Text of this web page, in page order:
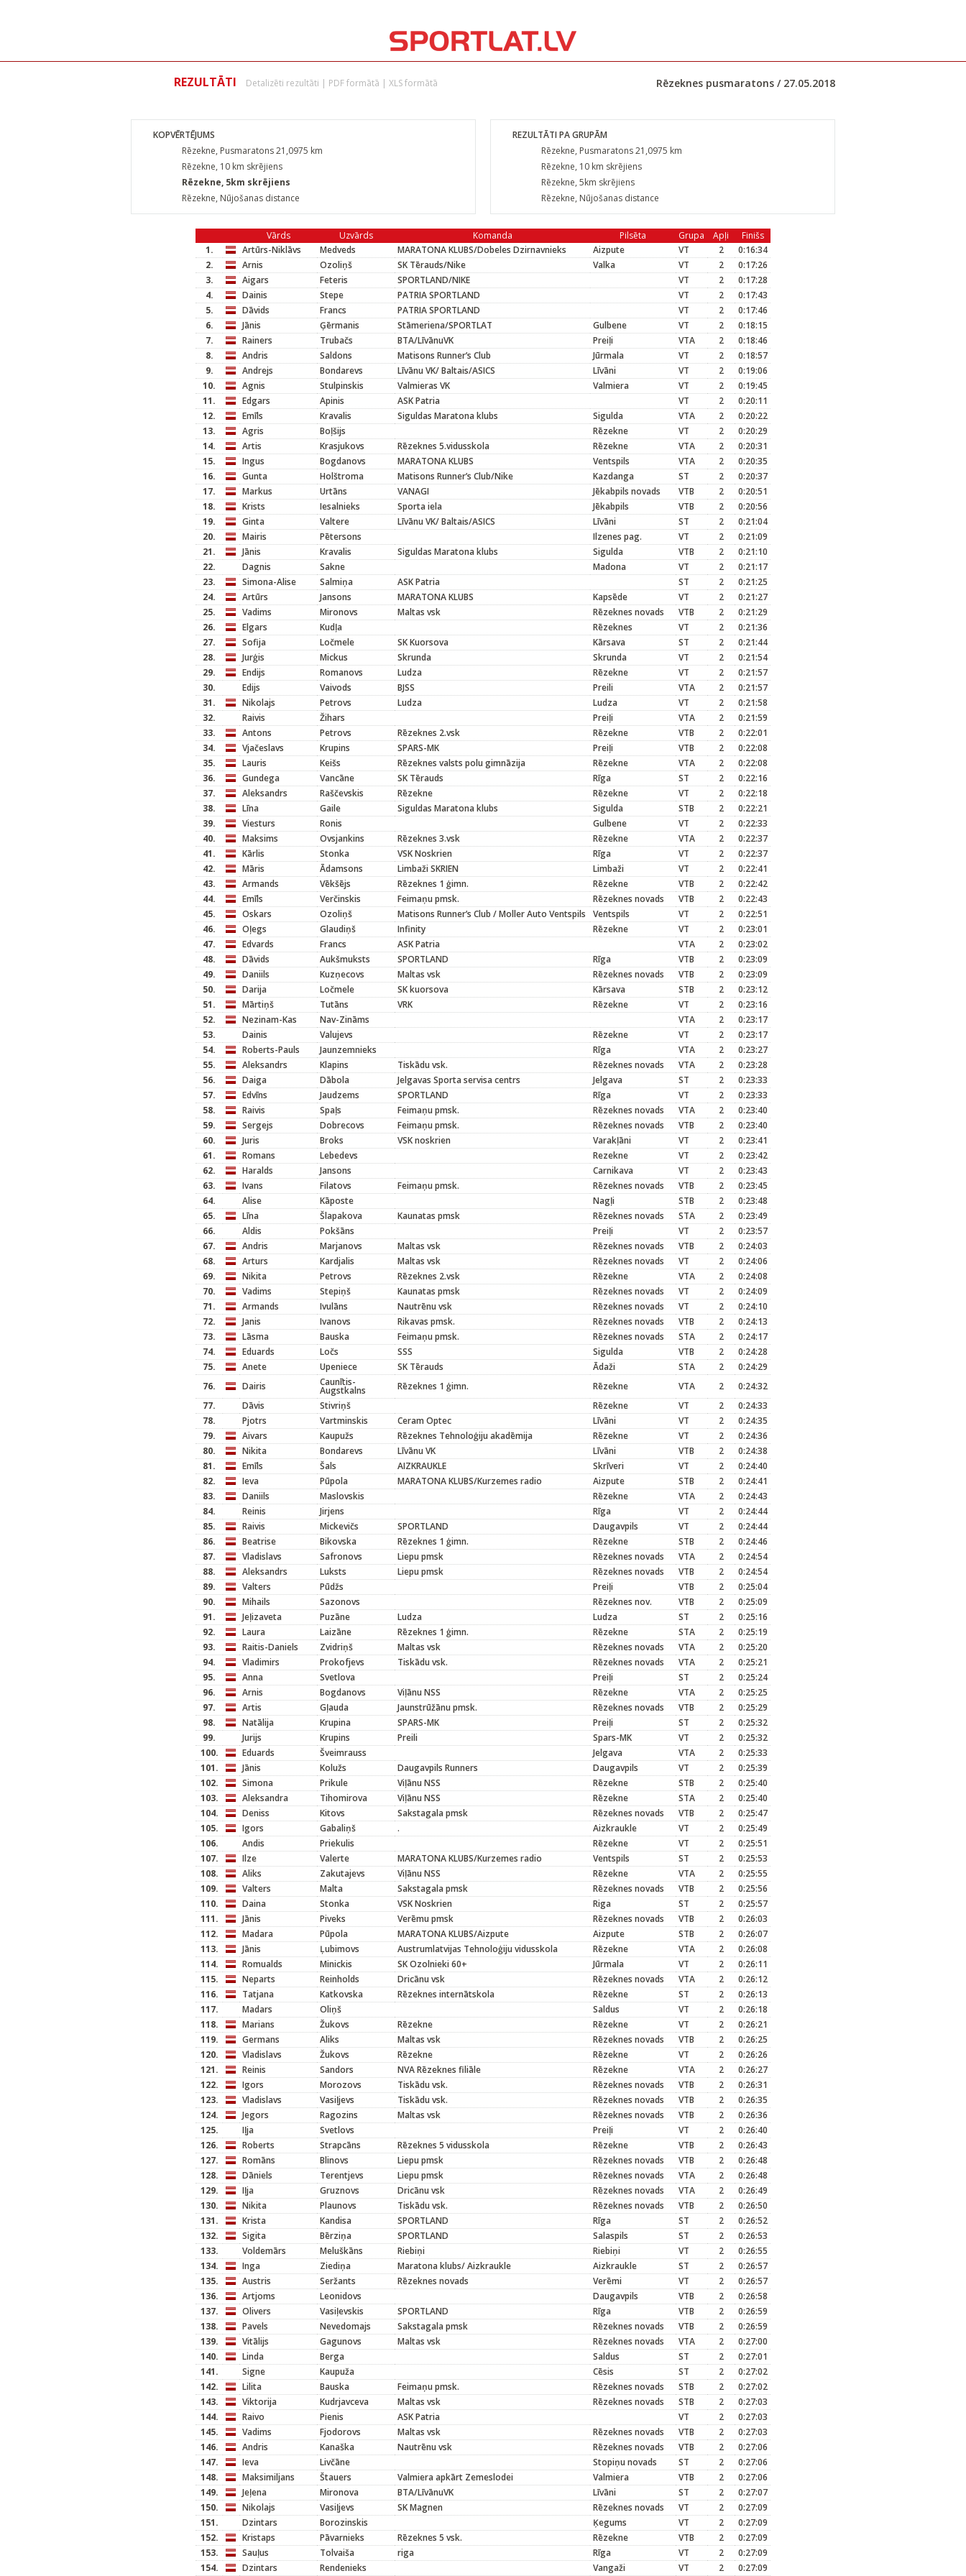
REZULTĀTI Detalizēti rezultāti | PDF formātā | XLS formātā Rēzeknes pusmaratons / 27.05.2018
KOPVĒRTĒJUMS
Rēzekne, Pusmaratons 21,0975 km
Rēzekne, 10 km skrējiens
Rēzekne, 5km skrējiens
Rēzekne, Nūjošanas distance
REZULTĀTI PA GRUPĀM
Rēzekne, Pusmaratons 21,0975 km
Rēzekne, 10 km skrējiens
Rēzekne, 5km skrējiens
Rēzekne, Nūjošanas distance
Vārds Uzvārds Komanda Pilsēta Grupa Apļi
Finišs
1.
Artūrs-Niklāvs Medveds MARATONA KLUBS/Dobeles Dzirnavnieks Aizpute VT 2
0:16:34
2.
Arnis Ozoliņš SK Tērauds/Nike Valka VT 2
0:17:26
3.
Aigars Feteris SPORTLAND/NIKE VT 2
0:17:28
4.
Dainis Stepe PATRIA SPORTLAND VT 2
0:17:43
5.
Dāvids Francs PATRIA SPORTLAND VT 2
0:17:46
6.
Jānis Ģērmanis Stāmeriena/SPORTLAT Gulbene VT 2
0:18:15
7.
Rainers Trubačs BTA/LīvānuVK Preiļi VTA 2
0:18:46
8.
Andris Saldons Matisons Runner’s Club Jūrmala VT 2
0:18:57
9.
Andrejs Bondarevs Līvānu VK/ Baltais/ASICS Līvāni VT 2
0:19:06
10.
Agnis Stulpinskis Valmieras VK Valmiera VT 2
0:19:45
11.
Edgars Apinis ASK Patria VT 2
0:20:11
12.
Emīls Kravalis Siguldas Maratona klubs Sigulda VTA 2
0:20:22
13.
Agris Boļšijs Rēzekne VT 2
0:20:29
14.
Artis Krasjukovs Rēzeknes 5.vidusskola Rēzekne VTA 2
0:20:31
15.
Ingus Bogdanovs MARATONA KLUBS Ventspils VTA 2
0:20:35
16.
Gunta Holštroma Matisons Runner’s Club/Nike Kazdanga ST 2
0:20:37
17.
Markus Urtāns VANAGI Jēkabpils novads VTB 2
0:20:51
18.
Krists Iesalnieks Sporta iela Jēkabpils VTB 2
0:20:56
19.
Ginta Valtere Līvānu VK/ Baltais/ASICS Līvāni ST 2
0:21:04
20.
Mairis Pētersons Ilzenes pag. VT 2
0:21:09
21.
Jānis Kravalis Siguldas Maratona klubs Sigulda VTB 2
0:21:10
22.
Dagnis Sakne Madona VT 2
0:21:17
23.
Simona-Alise Salmiņa ASK Patria ST 2
0:21:25
24.
Artūrs Jansons MARATONA KLUBS Kapsēde VT 2
0:21:27
25.
Vadims Mironovs Maltas vsk Rēzeknes novads VTB 2
0:21:29
26.
Elgars Kudļa Rēzeknes VT 2
0:21:36
27.
Sofija Ločmele SK Kuorsova Kārsava ST 2
0:21:44
28.
Jurģis Mickus Skrunda Skrunda VT 2
0:21:54
29.
Endijs Romanovs Ludza Rēzekne VT 2
0:21:57
30.
Edijs Vaivods BJSS Preili VTA 2
0:21:57
31.
Nikolajs Petrovs Ludza Ludza VT 2
0:21:58
32.
Raivis Žihars Preiļi VTA 2
0:21:59
33.
Antons Petrovs Rēzeknes 2.vsk Rēzekne VTB 2
0:22:01
34.
Vjačeslavs Krupins SPARS-MK Preiļi VTB 2
0:22:08
35.
Lauris Keišs Rēzeknes valsts polu gimnāzija Rēzekne VTA 2
0:22:08
36.
Gundega Vancāne SK Tērauds Rīga ST 2
0:22:16
37.
Aleksandrs Raščevskis Rēzekne Rēzekne VT 2
0:22:18
38.
Līna Gaile Siguldas Maratona klubs Sigulda STB 2
0:22:21
39.
Viesturs Ronis Gulbene VT 2
0:22:33
40.
Maksims Ovsjankins Rēzeknes 3.vsk Rēzekne VTA 2
0:22:37
41.
Kārlis Stonka VSK Noskrien Rīga VT 2
0:22:37
42.
Māris Ādamsons Limbaži SKRIEN Limbaži VT 2
0:22:41
43.
Armands Vēkšējs Rēzeknes 1 ģimn. Rēzekne VTB 2
0:22:42
44.
Emīls Verčinskis Feimaņu pmsk. Rēzeknes novads VTB 2
0:22:43
45.
Oskars Ozoliņš Matisons Runner’s Club / Moller Auto Ventspils Ventspils VT 2
0:22:51
46.
Oļegs Glaudiņš Infinity Rēzekne VT 2
0:23:01
47.
Edvards Francs ASK Patria VTA 2
0:23:02
48.
Dāvids Aukšmuksts SPORTLAND Rīga VTB 2
0:23:09
49.
Daniils Kuzņecovs Maltas vsk Rēzeknes novads VTB 2
0:23:09
50.
Darija Ločmele SK kuorsova Kārsava STB 2
0:23:12
51.
Mārtiņš Tutāns VRK Rēzekne VT 2
0:23:16
52.
Nezinam-Kas Nav-Zināms VTA 2
0:23:17
53.
Dainis Valujevs Rēzekne VT 2
0:23:17
54.
Roberts-Pauls Jaunzemnieks Rīga VTA 2
0:23:27
55.
Aleksandrs Klapins Tiskādu vsk. Rēzeknes novads VTA 2
0:23:28
56.
Daiga Dābola Jelgavas Sporta servisa centrs Jelgava ST 2
0:23:33
57.
Edvīns Jaudzems SPORTLAND Rīga VT 2
0:23:33
58.
Raivis Spaļs Feimaņu pmsk. Rēzeknes novads VTA 2
0:23:40
59.
Sergejs Dobrecovs Feimaņu pmsk. Rēzeknes novads VTB 2
0:23:40
60.
Juris Broks VSK noskrien Varakļāni VT 2
0:23:41
61.
Romans Lebedevs Rezekne VT 2
0:23:42
62.
Haralds Jansons Carnikava VT 2
0:23:43
63.
Ivans Filatovs Feimaņu pmsk. Rēzeknes novads VTB 2
0:23:45
64.
Alise Kāposte Nagļi STB 2
0:23:48
65.
Līna Šlapakova Kaunatas pmsk Rēzeknes novads STA 2
0:23:49
66.
Aldis Pokšāns Preiļi VT 2
0:23:57
67.
Andris Marjanovs Maltas vsk Rēzeknes novads VTB 2
0:24:03
68.
Arturs Kardjalis Maltas vsk Rēzeknes novads VT 2
0:24:06
69.
Nikita Petrovs Rēzeknes 2.vsk Rēzekne VTA 2
0:24:08
70.
Vadims Stepiņš Kaunatas pmsk Rēzeknes novads VT 2
0:24:09
71.
Armands Ivulāns Nautrēnu vsk Rēzeknes novads VT 2
0:24:10
72.
Janis Ivanovs Rikavas pmsk. Rēzeknes novads VTB 2
0:24:13
73.
Lāsma Bauska Feimaņu pmsk. Rēzeknes novads STA 2
0:24:17
74.
Eduards Ločs SSS Sigulda VTB 2
0:24:28
75.
Anete Upeniece SK Tērauds Ādaži STA 2
0:24:29
76.
Dairis Caunītis-
Augstkalns Rēzeknes 1 ģimn. Rēzekne VTA 2
0:24:32
77.
Dāvis Stivriņš Rēzekne VT 2
0:24:33
78.
Pjotrs Vartminskis Ceram Optec Līvāni VT 2
0:24:35
79.
Aivars Kaupužs Rēzeknes Tehnoloģiju akadēmija Rēzekne VT 2
0:24:36
80.
Nikita Bondarevs Līvānu VK Līvāni VTB 2
0:24:38
81.
Emīls Šals AIZKRAUKLE Skrīveri VT 2
0:24:40
82.
Ieva Pūpola MARATONA KLUBS/Kurzemes radio Aizpute STB 2
0:24:41
83.
Daniils Maslovskis Rēzekne VTA 2
0:24:43
84.
Reinis Jirjens Rīga VT 2
0:24:44
85.
Raivis Mickevičs SPORTLAND Daugavpils VT 2
0:24:44
86.
Beatrise Bikovska Rēzeknes 1 ģimn. Rēzekne STB 2
0:24:46
87.
Vladislavs Safronovs Liepu pmsk Rēzeknes novads VTA 2
0:24:54
88.
Aleksandrs Luksts Liepu pmsk Rēzeknes novads VTB 2
0:24:54
89.
Valters Pūdžs Preiļi VTB 2
0:25:04
90.
Mihails Sazonovs Rēzeknes nov. VTB 2
0:25:09
91.
Jeļizaveta Puzāne Ludza Ludza ST 2
0:25:16
92.
Laura Laizāne Rēzeknes 1 ģimn. Rēzekne STA 2
0:25:19
93.
Raitis-Daniels Zvidriņš Maltas vsk Rēzeknes novads VTA 2
0:25:20
94.
Vladimirs Prokofjevs Tiskādu vsk. Rēzeknes novads VTA 2
0:25:21
95.
Anna Svetlova Preiļi ST 2
0:25:24
96.
Arnis Bogdanovs Viļānu NSS Rēzekne VTA 2
0:25:25
97.
Artis Gļauda Jaunstrūžānu pmsk. Rēzeknes novads VTB 2
0:25:29
98.
Natālija Krupina SPARS-MK Preiļi ST 2
0:25:32
99.
Jurijs Krupins Preili Spars-MK VT 2
0:25:32
100.
Eduards Šveimrauss Jelgava VTA 2
0:25:33
101.
Jānis Kolužs Daugavpils Runners Daugavpils VT 2
0:25:39
102.
Simona Prikule Viļānu NSS Rēzekne STB 2
0:25:40
103.
Aleksandra Tihomirova Viļānu NSS Rēzekne STA 2
0:25:40
104.
Deniss Kitovs Sakstagala pmsk Rēzeknes novads VTB 2
0:25:47
105.
Igors Gabaliņš . Aizkraukle VT 2
0:25:49
106.
Andis Priekulis Rēzekne VT 2
0:25:51
107.
Ilze Valerte MARATONA KLUBS/Kurzemes radio Ventspils ST 2
0:25:53
108.
Aliks Zakutajevs Viļānu NSS Rēzekne VTA 2
0:25:55
109.
Valters Malta Sakstagala pmsk Rēzeknes novads VTB 2
0:25:56
110.
Daina Stonka VSK Noskrien Riga ST 2
0:25:57
111.
Jānis Piveks Verēmu pmsk Rēzeknes novads VTB 2
0:26:03
112.
Madara Pūpola MARATONA KLUBS/Aizpute Aizpute STB 2
0:26:07
113.
Jānis Ļubimovs Austrumlatvijas Tehnoloģiju vidusskola Rēzekne VTA 2
0:26:08
114.
Romualds Minickis SK Ozolnieki 60+ Jūrmala VT 2
0:26:11
115.
Neparts Reinholds Dricānu vsk Rēzeknes novads VTA 2
0:26:12
116.
Tatjana Katkovska Rēzeknes internātskola Rēzekne ST 2
0:26:13
117.
Madars Oliņš Saldus VT 2
0:26:18
118.
Marians Žukovs Rēzekne Rēzekne VT 2
0:26:21
119.
Germans Aliks Maltas vsk Rēzeknes novads VTB 2
0:26:25
120.
Vladislavs Žukovs Rēzekne Rēzekne VT 2
0:26:26
121.
Reinis Sandors NVA Rēzeknes filiāle Rēzekne VTA 2
0:26:27
122.
Igors Morozovs Tiskādu vsk. Rēzeknes novads VTB 2
0:26:31
123.
Vladislavs Vasiļjevs Tiskādu vsk. Rēzeknes novads VTB 2
0:26:35
124.
Jegors Ragozins Maltas vsk Rēzeknes novads VTB 2
0:26:36
125.
Iļja Svetlovs Preiļi VT 2
0:26:40
126.
Roberts Strapcāns Rēzeknes 5 vidusskola Rēzekne VTB 2
0:26:43
127.
Romāns Blinovs Liepu pmsk Rēzeknes novads VTB 2
0:26:48
128.
Dāniels Terentjevs Liepu pmsk Rēzeknes novads VTA 2
0:26:48
129.
Iļja Gruznovs Dricānu vsk Rēzeknes novads VTA 2
0:26:49
130.
Nikita Plaunovs Tiskādu vsk. Rēzeknes novads VTB 2
0:26:50
131.
Krista Kandisa SPORTLAND Rīga ST 2
0:26:52
132.
Sigita Bērziņa SPORTLAND Salaspils ST 2
0:26:53
133.
Voldemārs Meluškāns Riebiņi Riebiņi VT 2
0:26:55
134.
Inga Ziediņa Maratona klubs/ Aizkraukle Aizkraukle ST 2
0:26:57
135.
Austris Seržants Rēzeknes novads Verēmi VT 2
0:26:57
136.
Artjoms Leonidovs Daugavpils VTB 2
0:26:58
137.
Olivers Vasiļevskis SPORTLAND Rīga VTB 2
0:26:59
138.
Pavels Nevedomajs Sakstagala pmsk Rēzeknes novads VTB 2
0:26:59
139.
Vitālijs Gagunovs Maltas vsk Rēzeknes novads VTA 2
0:27:00
140.
Linda Berga Saldus ST 2
0:27:01
141.
Signe Kaupuža Cēsis ST 2
0:27:02
142.
Lilita Bauska Feimaņu pmsk. Rēzeknes novads STB 2
0:27:02
143.
Viktorija Kudrjavceva Maltas vsk Rēzeknes novads STB 2
0:27:03
144.
Raivo Pienis ASK Patria VT 2
0:27:03
145.
Vadims Fjodorovs Maltas vsk Rēzeknes novads VTB 2
0:27:03
146.
Andris Kanaška Nautrēnu vsk Rēzeknes novads VTB 2
0:27:06
147.
Ieva Livčāne Stopiņu novads ST 2
0:27:06
148.
Maksimiljans Štauers Valmiera apkārt Zemeslodei Valmiera VTB 2
0:27:06
149.
Jeļena Mironova BTA/LīvānuVK Līvāni ST 2
0:27:07
150.
Nikolajs Vasiļjevs SK Magnen Rēzeknes novads VT 2
0:27:09
151.
Dzintars Borozinskis Ķegums VT 2
0:27:09
152.
Kristaps Pāvarnieks Rēzeknes 5 vsk. Rēzekne VTB 2
0:27:09
153.
Sauļus Tolvaiša riga Rīga VT 2
0:27:09
154.
Dzintars Rendenieks Vangaži VT 2 0:27:09